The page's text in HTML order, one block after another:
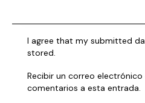
I agree that my submitted
stored.
Recibir un correo
comentarios a esta entrada.